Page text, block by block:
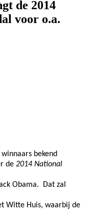
de 2014
voor o.a.
bekend
de 2014 National
Obama. Dat zal
Witte Huis, waarbij de